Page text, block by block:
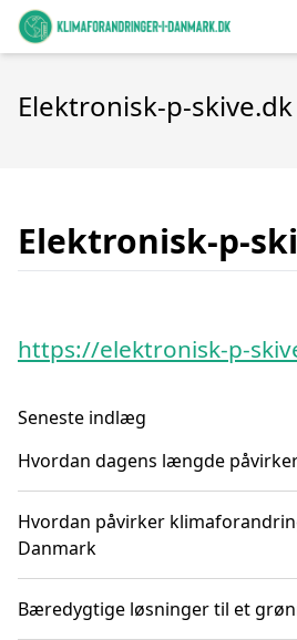
Elektronisk-p-skive.dk
Elektronisk-p-
https://elektronisk-p-
Seneste indlæg
Hvordan dagens længde
Hvordan påvirker
Danmark
Bæredygtige løsninger til et